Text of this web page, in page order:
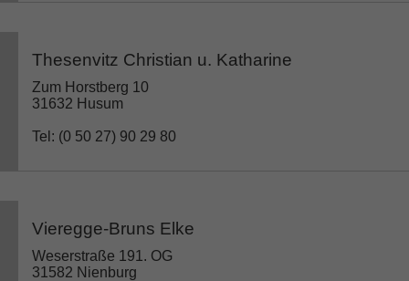
Thesenvitz Christian u. Katharine
Zum Horstberg 10
31632 Husum
Tel: (0 50 27) 90 29 80
Vieregge-Bruns Elke
Weserstraße 191. OG
31582 Nienburg